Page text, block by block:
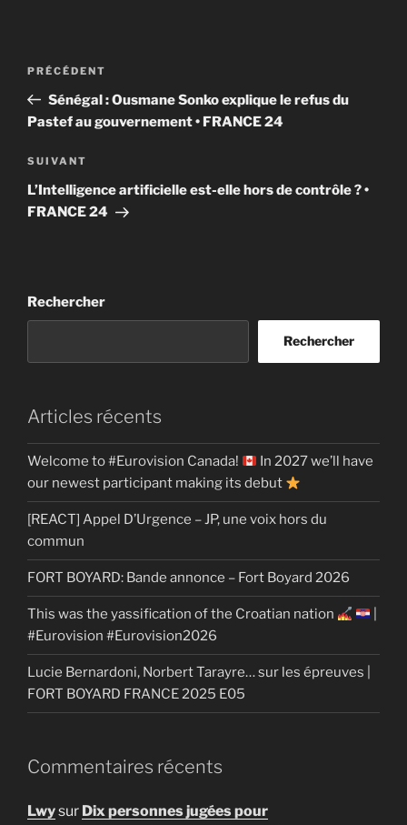
Navigation
l’article
Article
précédent
PRÉCÉDENT
Sénégal : Ousmane Sonko explique le refus du
Pastef au gouvernement • FRANCE 24
Article
suivant
SUIVANT
L’Intelligence artificielle est-elle hors de contrôle ? •
FRANCE 24
Rechercher
Rechercher
Articles récents
Welcome to #Eurovision Canada!
In 2027 we’ll have
our newest participant making its debut
[REACT] Appel D’Urgence – JP, une voix hors du
commun
FORT BOYARD: Bande annonce – Fort Boyard 2026
This was the yassification of the Croatian nation
#Eurovision #Eurovision2026
Lucie Bernardoni, Norbert Tarayre… sur les épreuves |
FORT BOYARD FRANCE 2025 E05
Commentaires récents
Lwysur Dix personnes jugées pour